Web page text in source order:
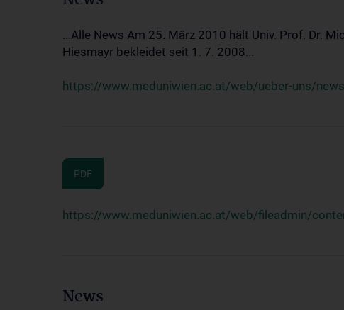
...Alle News Am 25. März 2010 hält Univ. Prof. Dr.
Hiesmayr bekleidet seit 1. 7. 2008...
https://www.meduniwien.ac.at/web/ueber-uns/
PDF
https://www.meduniwien.ac.at/web/fileadmin/
News